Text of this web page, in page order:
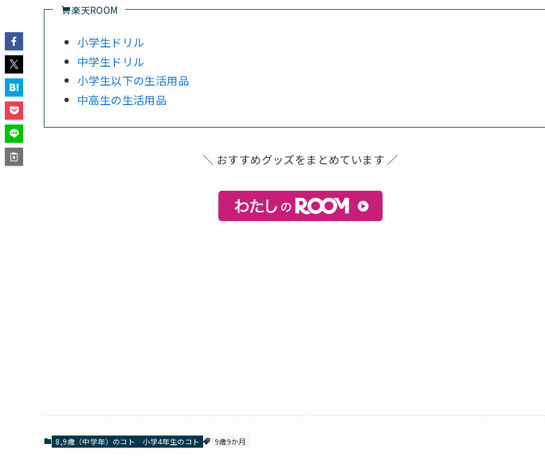
楽天ROOM
小学生ドリル
中学生ドリル
小学生以下の生活用品
中高生の生活用品
＼ おすすめグッズをまとめています ／
8,9歳（中学年）のコト 小学4年生のコト 9歳9か月